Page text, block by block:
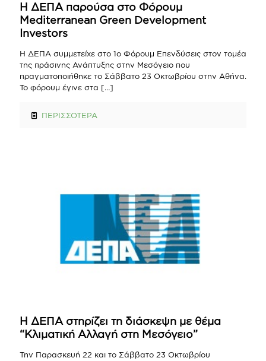
Η ΔΕΠΑ παρούσα στο Φόρουμ
Mediterranean Green Development
Investors
Η ΔΕΠΑ συμμετείχε στο 1ο Φόρουμ Επενδύσεις στον τομέα
της πράσινης Ανάπτυξης στην Μεσόγειο που
πραγματοποιήθηκε το Σάββατο 23 Οκτωβρίου στην Αθήνα.
Το φόρουμ έγινε στα […]
ΠΕΡΙΣΣΟΤΕΡΑ
Η ΔΕΠΑ στηρίζει τη διάσκεψη με θέμα
“Κλιματική Αλλαγή στη Μεσόγειο”
Την Παρασκευή 22 και το Σάββατο 23 Οκτωβρίου